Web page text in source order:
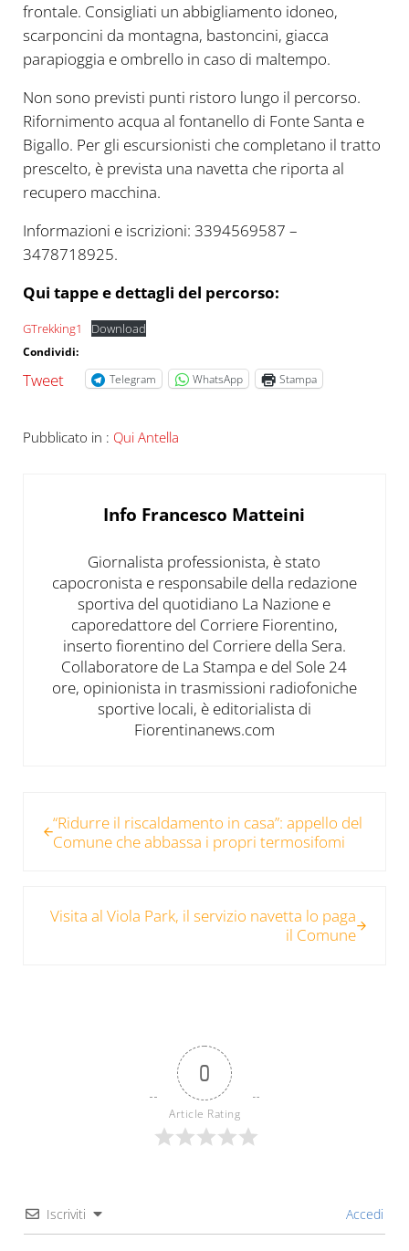
frontale. Consigliati un abbigliamento idoneo,
scarponcini da montagna, bastoncini, giacca
parapioggia e ombrello in caso di maltempo.
Non sono previsti punti ristoro lungo il percorso.
Rifornimento acqua al fontanello di Fonte Santa e
Bigallo. Per gli escursionisti che completano il tratto
prescelto, è prevista una navetta che riporta al
recupero macchina.
Informazioni e iscrizioni: 3394569587 –
3478718925.
Qui tappe e dettagli del percorso:
GTrekking1 Download
Condividi:
Tweet Telegram WhatsApp Stampa
Pubblicato in : Qui Antella
Info Francesco Matteini
Giornalista professionista, è stato
capocronista e responsabile della redazione
sportiva del quotidiano La Nazione e
caporedattore del Corriere Fiorentino,
inserto fiorentino del Corriere della Sera.
Collaboratore de La Stampa e del Sole 24
ore, opinionista in trasmissioni radiofoniche
sportive locali, è editorialista di
Fiorentinanews.com
“Ridurre il riscaldamento in casa”: appello del
Comune che abbassa i propri termosifomi
Visita al Viola Park, il servizio navetta lo paga
il Comune
0
Article Rating
Iscriviti Accedi